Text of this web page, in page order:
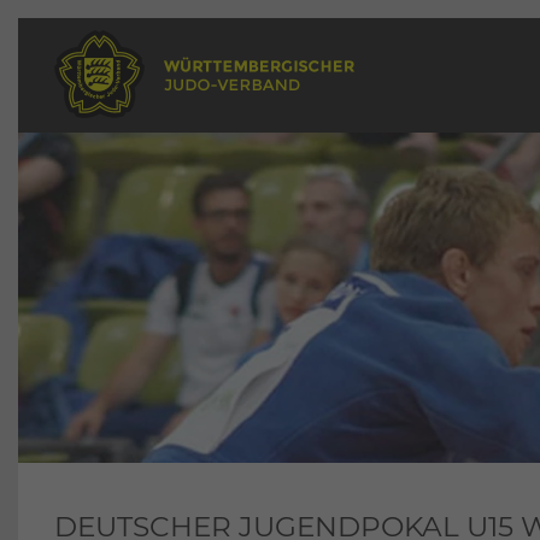
DEUTSCHER JUGENDPOKAL U15